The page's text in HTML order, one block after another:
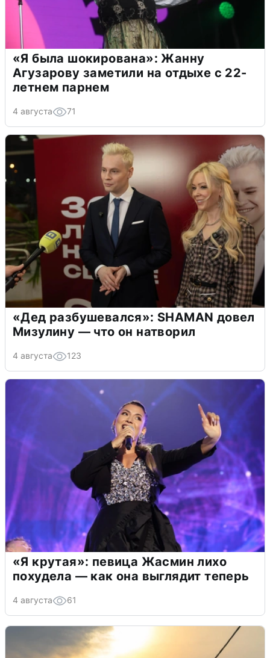
«Я была шокирована»: Жанну
Агузарову заметили на отдыхе с 22-
летнем парнем
4 августа 71
«Дед разбушевался»: SHAMAN довел
Мизулину — что он натворил
4 августа 123
«Я крутая»: певица Жасмин лихо
похудела — как она выглядит теперь
4 августа 61